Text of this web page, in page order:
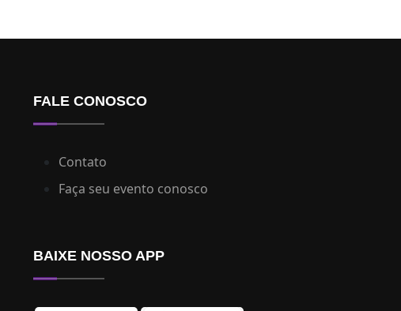
FALE CONOSCO
Contato
Faça seu evento conosco
BAIXE NOSSO APP